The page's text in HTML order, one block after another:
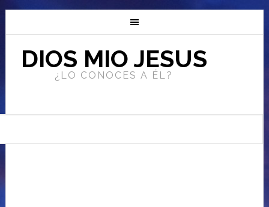
DIOS MIO JESUS
¿LO CONOCES A ÉL?